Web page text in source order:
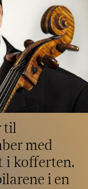
Competition
til
med
i kofferten.
i en